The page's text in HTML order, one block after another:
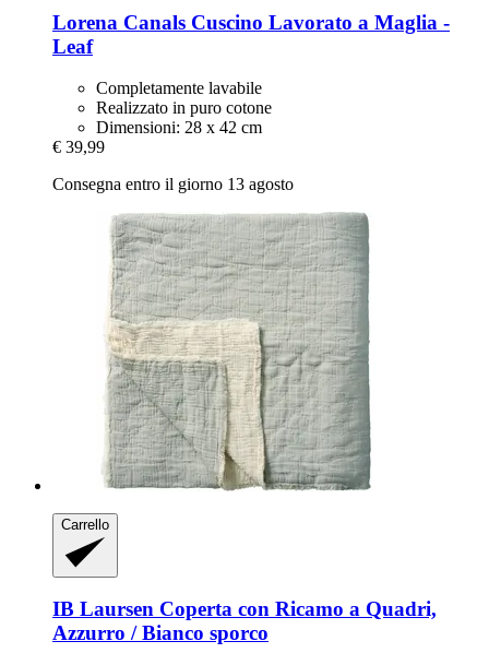
Lorena Canals Cuscino Lavorato a Maglia -​
Leaf
Completamente lavabile
Realizzato in puro cotone
Dimensioni: 28 x 42 cm
€ 39,99
Consegna entro il giorno 13 agosto
Carrello
IB Laursen Coperta con Ricamo a Quadri,
Azzurro / Bianco sporco